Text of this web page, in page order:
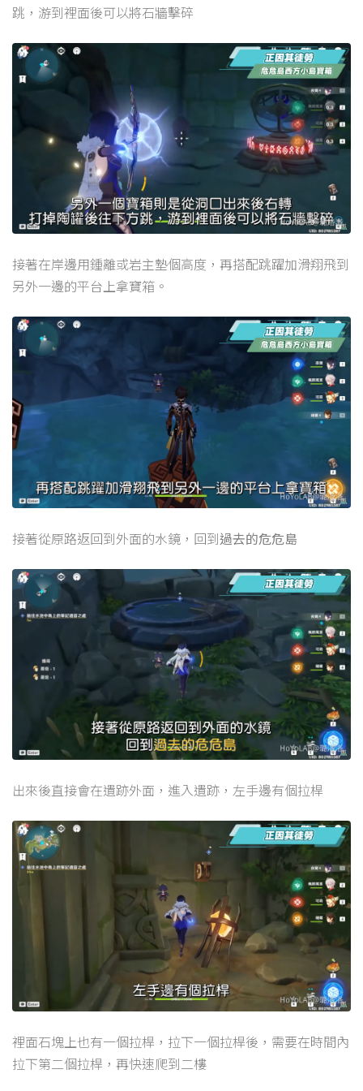
跳，游到裡面後可以將石牆擊碎
接著在岸邊用鍾離或岩主墊個高度，再搭配跳躍加滑翔飛到
另外一邊的平台上拿寶箱。
接著從原路返回到外面的水鏡，回到過去的危危島
出來後直接會在遺跡外面，進入遺跡，左手邊有個拉桿
裡面石塊上也有一個拉桿，拉下一個拉桿後，需要在時間內
拉下第二個拉桿，再快速爬到二樓